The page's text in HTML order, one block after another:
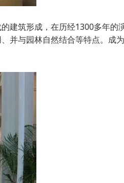
建筑形成，在历经1300多年
并与园林自然结合等特点。成